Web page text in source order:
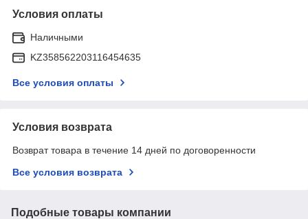
Условия оплаты
Наличными
KZ358562203116454635
Все условия оплаты
Условия возврата
Возврат товара в течение 14 дней по договоренности
Все условия возврата
Подобные товары компании